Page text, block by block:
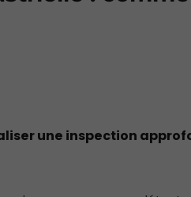
une inspection